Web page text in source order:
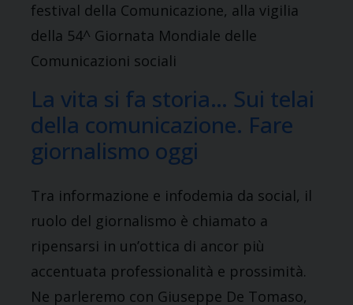
festival della Comunicazione, alla vigilia
della 54^ Giornata Mondiale delle
Comunicazioni sociali
La vita si fa storia… Sui telai
della comunicazione. Fare
giornalismo oggi
Tra informazione e infodemia da social, il
ruolo del giornalismo è chiamato a
ripensarsi in un’ottica di ancor più
accentuata professionalità e prossimità.
Ne parleremo con Giuseppe De Tomaso,